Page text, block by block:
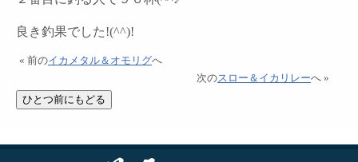
良き釣果でした!(^^)!
« 前のイカメタル＆オモリグへ
次のスロー＆イカリレーへ »